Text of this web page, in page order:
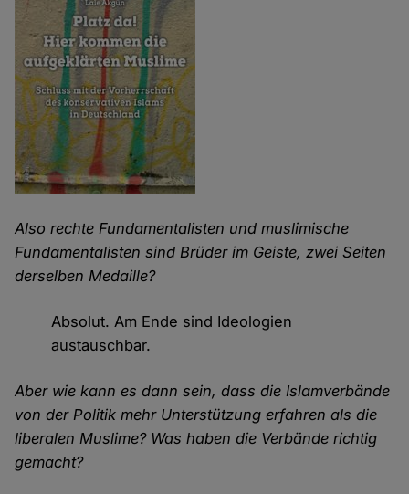
Also rechte Fundamentalisten und muslimische
Fundamentalisten sind Brüder im Geiste, zwei Seiten
derselben Medaille?
Absolut. Am Ende sind Ideologien
austauschbar.
Aber wie kann es dann sein, dass die Islamverbände
von der Politik mehr Unterstützung erfahren als die
liberalen Muslime? Was haben die Verbände richtig
gemacht?